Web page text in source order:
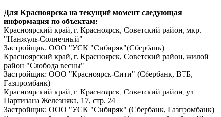
Для Красноярска на текущий момент следующая
информация по объектам:
Красноярский край, г. Красноярск, Советский район, мкр.
"Нанжуль-Солнечный"
Застройщик: ООО "УСК "Сибиряк"(Сбербанк)
Красноярский край, г. Красноярск, Советский район, жилой
район "Слобода весны"
Застройщик: ООО "Красноярск-Сити" (Сбербанк, ВТБ,
Газпромбанк)
Красноярский край, г. Красноярск, Советский район, ул.
Партизана Железняка, 17, стр. 24
Застройщик: ООО "УСК "Сибиряк" (Сбербанк, Газпромбанк)